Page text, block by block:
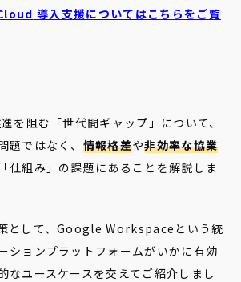
導入支援についてはこちらをご覧
を阻む「世代間ギャップ」について、
題ではなく、 情報格差や非効率な協業
仕組み」の課題にあることを解説しま
として、Google Workspaceという統
ションプラットフォームがいかに有効
なユースケースを交えてご紹介しまし